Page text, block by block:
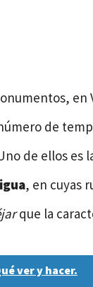
en
de
de ellos es
, en cuyas
que la
ver y hacer.